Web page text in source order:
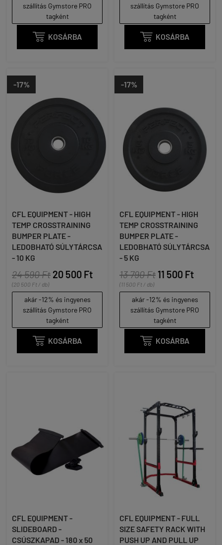
szállítás Gymstore PRO
tagként
 KOSÁRBA
szállítás Gymstore PRO
tagként
 KOSÁRBA
-17%
CFL EQUIPMENT - HIGH
TEMP CROSSTRAINING
BUMPER PLATE -
LEDOBHATÓ SÚLYTÁRCSA
- 10 KG
24 590 Ft 20 500 Ft
(20 500 Ft / db)
akár -12% és ingyenes
szállítás Gymstore PRO
tagként
 KOSÁRBA
-17%
CFL EQUIPMENT - HIGH
TEMP CROSSTRAINING
BUMPER PLATE -
LEDOBHATÓ SÚLYTÁRCSA
- 5 KG
13 790 Ft 11 500 Ft
(11 500 Ft / db)
akár -12% és ingyenes
szállítás Gymstore PRO
tagként
 KOSÁRBA
CFL EQUIPMENT -
SLIDEBOARD -
CSÚSZKAPAD - 180 x 50
CFL EQUIPMENT - FULL
SIZE SAFETY RACK WITH
PUSH UP AND PULL UP